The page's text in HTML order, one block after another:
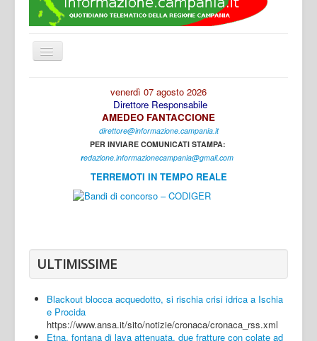
Cambia
navigazione
Caserta
Napoli
Salerno
venerdì 07 agosto 2026
Direttore Responsabile
AMEDEO FANTACCIONE
direttore@informazione.campania.it
PER INVIARE COMUNICATI STAMPA:
redazione.informazionecampania@gmail.com
TERREMOTI IN TEMPO REALE
ULTIMISSIME
Blackout blocca acquedotto, si rischia crisi idrica a Ischia
e Procida
https://www.ansa.it/sito/notizie/cronaca/cronaca_rss.xml
Etna, fontana di lava attenuata, due fratture con colate ad